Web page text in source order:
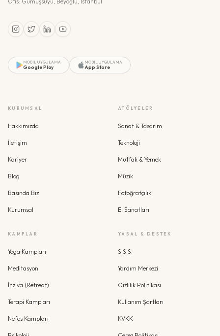
MOBIL UYGULAMA
Google Play
MOBIL UYGULAMA
App Store
KURUMSAL
Hakkımızda
İletişim
Kariyer
Blog
Basında Biz
Kurumsal
ATÖLYELER
Sanat & Tasarım
Teknoloji
Mutfak & Yemek
Müzik
Fotoğrafçılık
El Sanatları
KAMPLAR
Yoga Kampları
Meditasyon
İnziva (Retreat)
Terapi Kampları
Nefes Kampları
YASAL & DESTEK
S.S.S.
Yardım Merkezi
Gizlilik Politikası
Kullanım Şartları
KVKK